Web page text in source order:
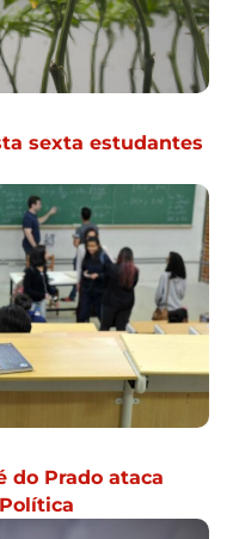
sexta estudantes
do Prado ataca